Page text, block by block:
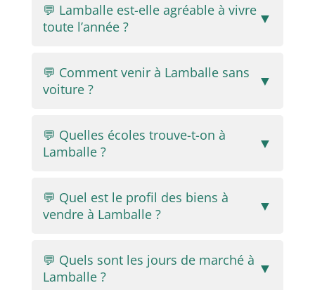
💬 Lamballe est-elle agréable à vivre
toute l’année ?
▼
💬 Comment venir à Lamballe sans
voiture ?
▼
💬 Quelles écoles trouve-t-on à
Lamballe ?
▼
💬 Quel est le profil des biens à
vendre à Lamballe ?
▼
💬 Quels sont les jours de marché à
Lamballe ?
▼